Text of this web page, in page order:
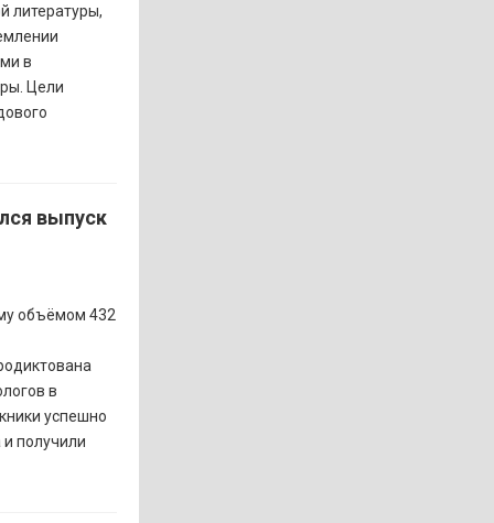
литературы,
в
Цели
выпуск
объёмом 432
в
успешно
получили